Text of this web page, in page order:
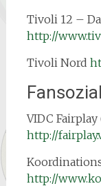
Tivoli 12 –
http://
Tivoli Nord
VIDC
http://
http://